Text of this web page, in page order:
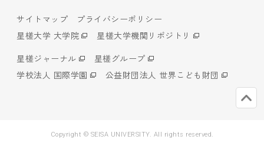
サイトマップ
プライバシーポリシー
星槎大学 大学院
星槎大学機関リポジトリ
星槎ジャーナル
星槎グループ
学校法人 国際学園
公益財団法人 世界こども財団
Copyright © SEISA UNIVERSITY. All rights reserved.